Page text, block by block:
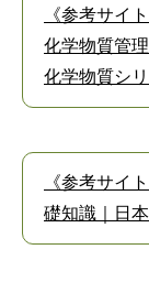
《参考サイ
化学物質管
化学物質シ
《参考サイ
礎知識｜日